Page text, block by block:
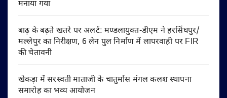
मनाया गया
बाढ़ के बढ़ते खतरे पर अलर्ट: मण्डलायुक्त-डीएम ने हरसिंघपुर/
मल्लेपुर का निरीक्षण, 6 लेन पुल निर्माण में लापरवाही पर FIR
की चेतावनी
खेकड़ा में सरस्वती माताजी के चातुर्मास मंगल कलश स्थापना
समारोह का भव्य आयोजन